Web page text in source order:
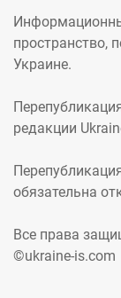
пространство,
Украине.
редакции
обязательна
Все права
©ukraine-is.com